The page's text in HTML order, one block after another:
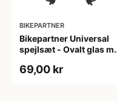
BIKEPARTNER
Bikepartner Universal
spejlsæt - Ovalt glas m.
69,00 kr